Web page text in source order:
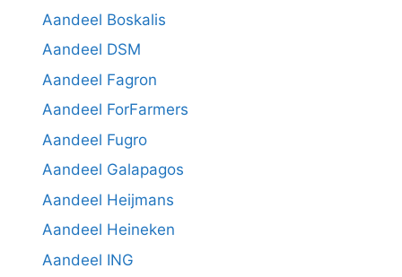
Aandeel Boskalis
Aandeel DSM
Aandeel Fagron
Aandeel ForFarmers
Aandeel Fugro
Aandeel Galapagos
Aandeel Heijmans
Aandeel Heineken
Aandeel ING